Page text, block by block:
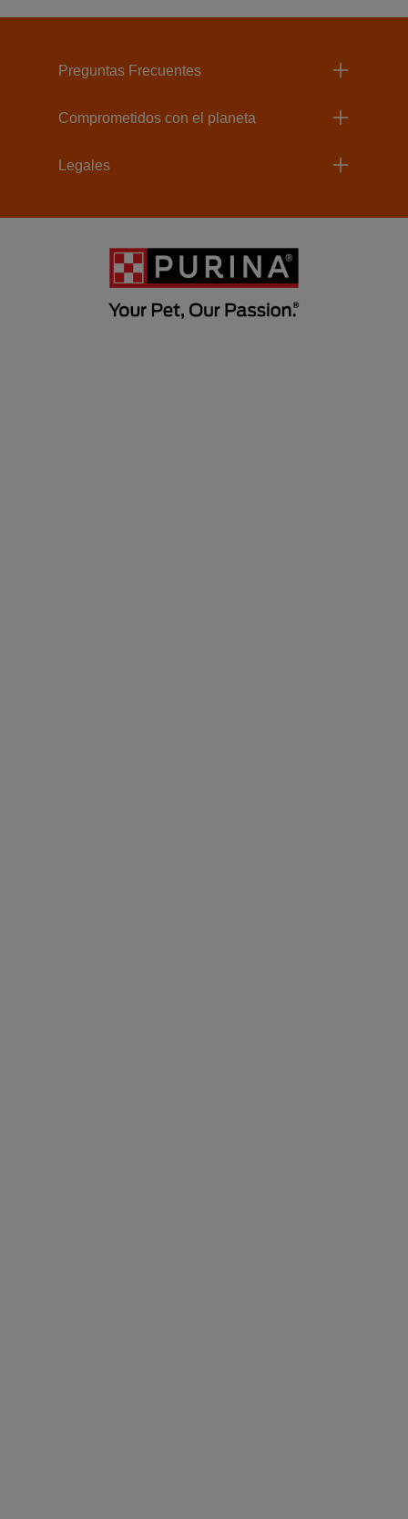
Preguntas Frecuentes
Comprometidos con el planeta
Legales